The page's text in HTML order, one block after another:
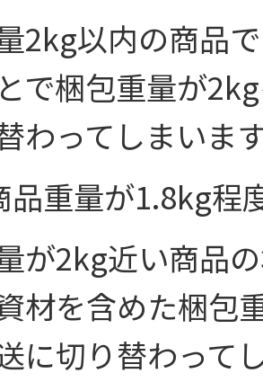
2kg以内の商品
で梱包重量が
わってしまいま
品重量が1.8kg程
が2kg近い商品
材を含めた梱包
に切り替わって